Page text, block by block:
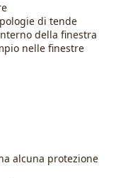
di tende
della finestra
nelle finestre
alcuna protezione